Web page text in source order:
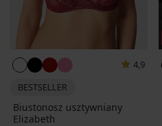
4,9
BESTSELLER
Biustonosz usztywniany
Elizabeth